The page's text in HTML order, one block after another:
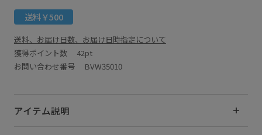
送料￥500
送料、お届け日数、お届け日時指定について
獲得ポイント数 42pt
お問い合わせ番号 BVW35010
アイテム説明